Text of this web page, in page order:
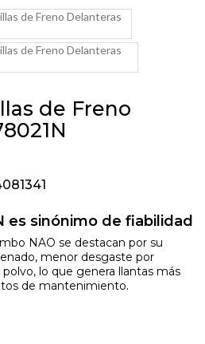
de Freno
es sinónimo de fiabilidad
NAO se destacan por su
menor desgaste por
lo que genera llantas más
de mantenimiento.